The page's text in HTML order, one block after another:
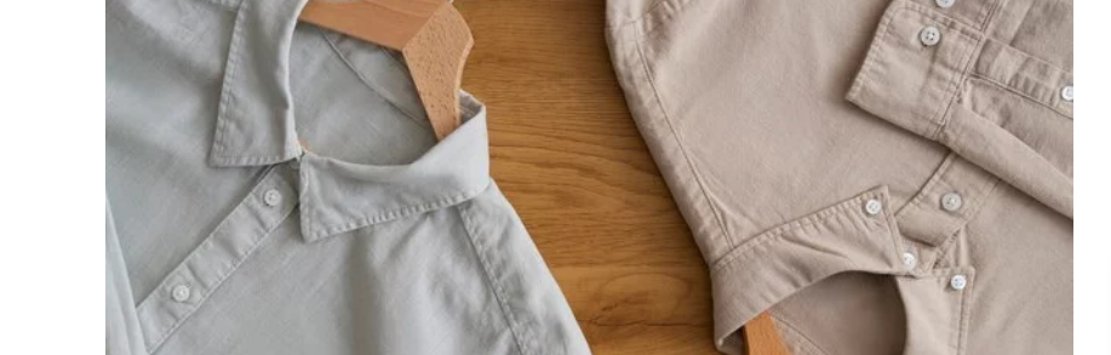
3 maja 2025
Jak dobrać odpowiednią paszę dla konia z
problemami zdrowotnymi?
Dowiedz się, jakie aspekty należy wziąć pod
uwagę podczas wyboru paszy dla koni z
problemami zdrowotnymi, aby poprawić ich
samopoczucie i zdrowie.
Jak skutecznie radzić sobie z wrastającymi
paznokciami: Porady od specjalistów
Dowiedz się, jak łagodzić ból i zapobiegać
problemom związanym z wrastającymi
paznokciami. Porady ekspertów pomogą Ci w
skutecznym radzeniu sobie z tym częstym
problemem.